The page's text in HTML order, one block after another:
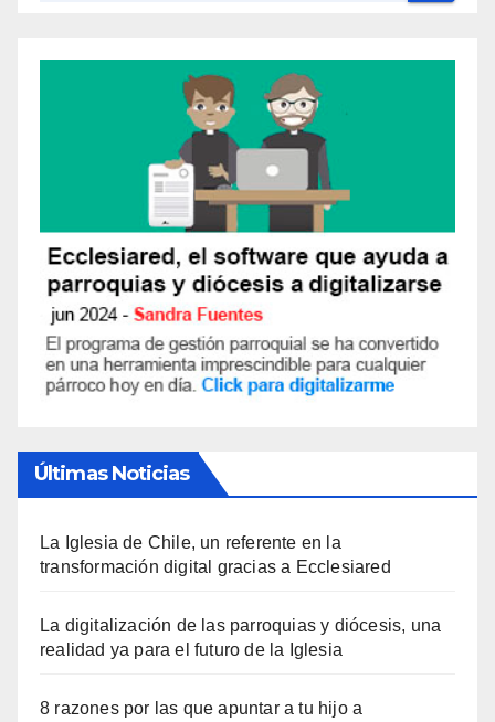
Últimas Noticias
La Iglesia de Chile, un referente en la
transformación digital gracias a Ecclesiared
La digitalización de las parroquias y diócesis, una
realidad ya para el futuro de la Iglesia
8 razones por las que apuntar a tu hijo a